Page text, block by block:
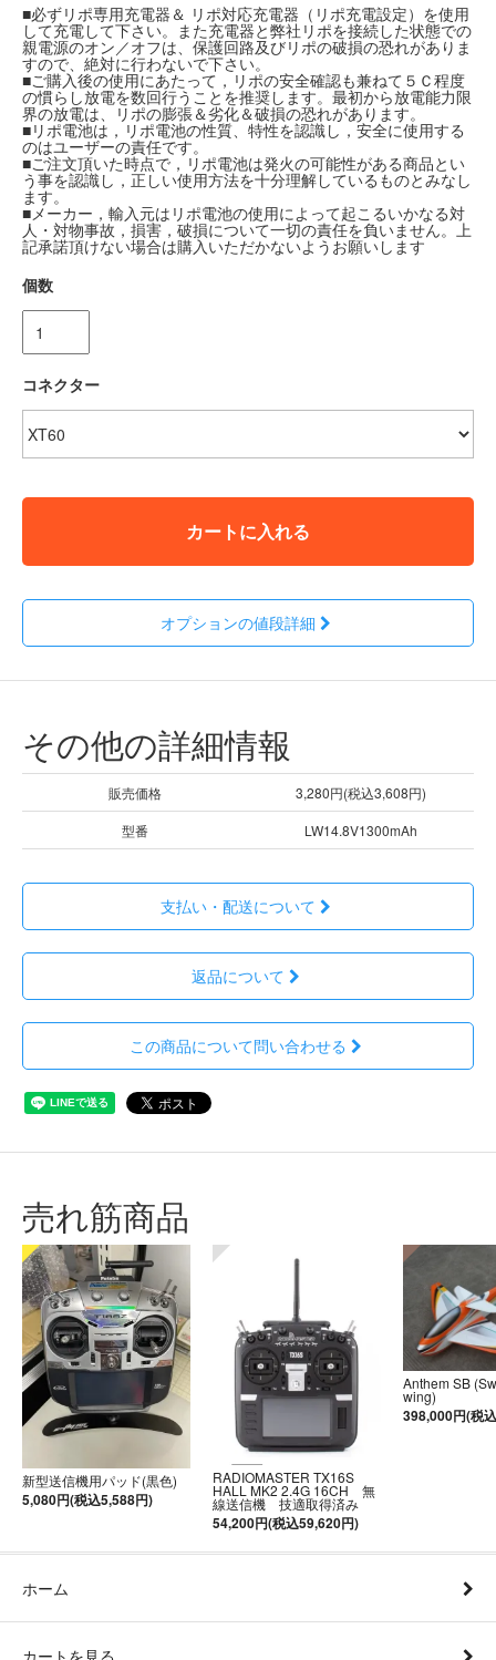
■必ずリポ専用充電器＆ リポ対応充電器（リポ充電設定）を使用
して充電して下さい。また充電器と弊社リポを接続した状態での
親電源のオン／オフは、保護回路及びリポの破損の恐れがありま
すので、絶対に行わないで下さい。
■ご購入後の使用にあたって，リポの安全確認も兼ねて５Ｃ程度
の慣らし放電を数回行うことを推奨します。最初から放電能力限
界の放電は、リポの膨張＆劣化＆破損の恐れがあります。
■リポ電池は，リポ電池の性質、特性を認識し，安全に使用する
のはユーザーの責任です。
■ご注文頂いた時点で，リポ電池は発火の可能性がある商品とい
う事を認識し，正しい使用方法を十分理解しているものとみなし
ます。
■メーカー，輸入元はリポ電池の使用によって起こるいかなる対
人・対物事故，損害，破損について一切の責任を負いません。上
記承諾頂けない場合は購入いただかないようお願いします
個数
コネクター
カートに入れる
オプションの値段詳細
その他の詳細情報
販売価格
3,280円(税込3,608円)
型番
LW14.8V1300mAh
支払い・配送について
返品について
この商品について問い合わせる
売れ筋商品
新型送信機用パッド(黒色)
5,080円(税込5,588円)
RADIOMASTER TX16S
HALL MK2 2.4G 16CH 無
線送信機 技適取得済み
54,200円(税込59,620円)
Anthem SB
wing)
398,000円(税
ホーム
カートを見る